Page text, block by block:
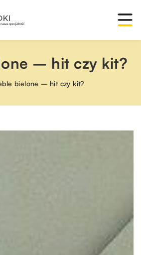
– hit czy kit?
bielone – hit czy kit?